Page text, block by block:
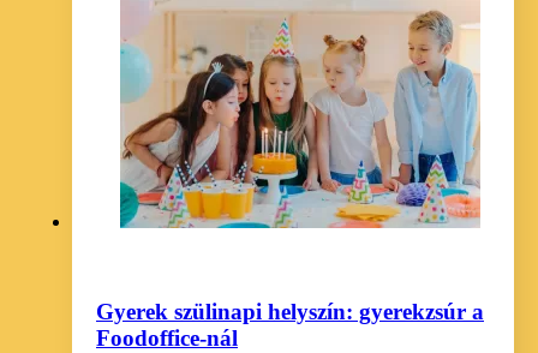
Gyerek szülinapi helyszín: gyerekzsúr a
Foodoffice-nál